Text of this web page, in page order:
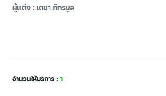
ผู้แต่ง : เดชา ภัทรมูล
จำนวนให้บริการ : 1